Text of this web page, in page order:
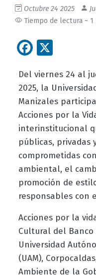
Octubre 24 2025
Tiempo de lectura ~ 1
Facebook
Del viernes 24 al
2025, la
Manizales
Acciones por la
interinstitucional
públicas, privadas
comprometidas
ambiental, el
promoción de
responsables con
Acciones por la
Cultural del
Universidad
(UAM),
Ambiente de la